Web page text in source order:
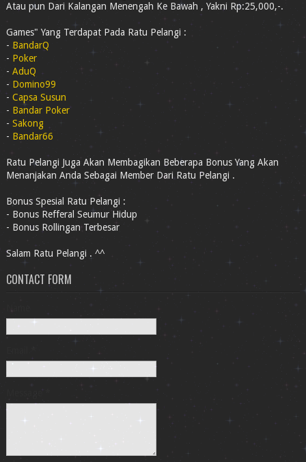
Atau pun Dari Kalangan Menengah Ke Bawah , Yakni Rp:25,000,-.
Games" Yang Terdapat Pada Ratu Pelangi :
- BandarQ
- Poker
- AduQ
- Domino99
- Capsa Susun
- Bandar Poker
- Sakong
- Bandar66
Ratu Pelangi Juga Akan Membagikan Beberapa Bonus Yang Akan
Menanjakan Anda Sebagai Member Dari Ratu Pelangi .
Bonus Spesial Ratu Pelangi :
- Bonus Refferal Seumur Hidup
- Bonus Rollingan Terbesar
Salam Ratu Pelangi . ^^
CONTACT FORM
Message